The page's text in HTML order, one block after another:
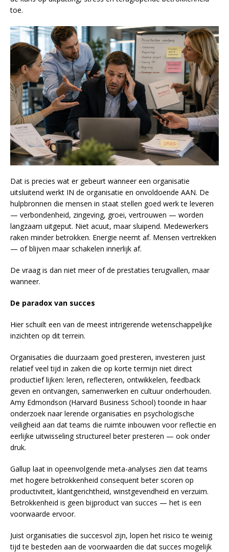
toe.
Dat is precies wat er gebeurt wanneer een organisatie
uitsluitend werkt IN de organisatie en onvoldoende AAN. De
hulpbronnen die mensen in staat stellen goed werk te leveren
— verbondenheid, zingeving, groei, vertrouwen — worden
langzaam uitgeput. Niet acuut, maar sluipend. Medewerkers
raken minder betrokken. Energie neemt af. Mensen vertrekken
— of blijven maar schakelen innerlijk af.
De vraag is dan niet meer of de prestaties terugvallen, maar
wanneer.
De paradox van succes
Hier schuilt een van de meest intrigerende wetenschappelijke
inzichten op dit terrein.
Organisaties die duurzaam goed presteren, investeren juist
relatief veel tijd in zaken die op korte termijn niet direct
productief lijken: leren, reflecteren, ontwikkelen, feedback
geven en ontvangen, samenwerken en cultuur onderhouden.
Amy Edmondson (Harvard Business School) toonde in haar
onderzoek naar lerende organisaties en psychologische
veiligheid aan dat teams die ruimte inbouwen voor reflectie en
eerlijke uitwisseling structureel beter presteren — ook onder
druk.
Gallup laat in opeenvolgende meta-analyses zien dat teams
met hogere betrokkenheid consequent beter scoren op
productiviteit, klantgerichtheid, winstgevendheid en verzuim.
Betrokkenheid is geen bijproduct van succes — het is een
voorwaarde ervoor.
Juist organisaties die succesvol zijn, lopen het risico te weinig
tijd te besteden aan de voorwaarden die dat succes mogelijk